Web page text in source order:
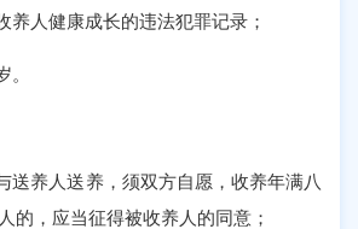
人健康成长的违法犯罪记录；
养人送养，须双方自愿，收养年满八
的，应当征得被收养人的同意；